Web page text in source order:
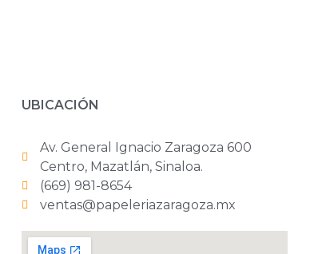
UBICACIÓN
Av. General Ignacio Zaragoza 600
Centro, Mazatlán, Sinaloa.
(669) 981-8654
ventas@papeleriazaragoza.mx